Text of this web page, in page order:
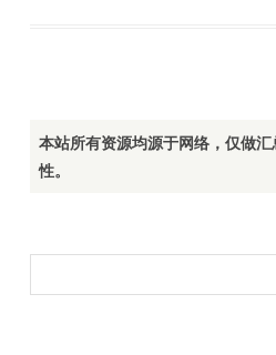
本站所有资源均源于网络，仅做
性。
索：